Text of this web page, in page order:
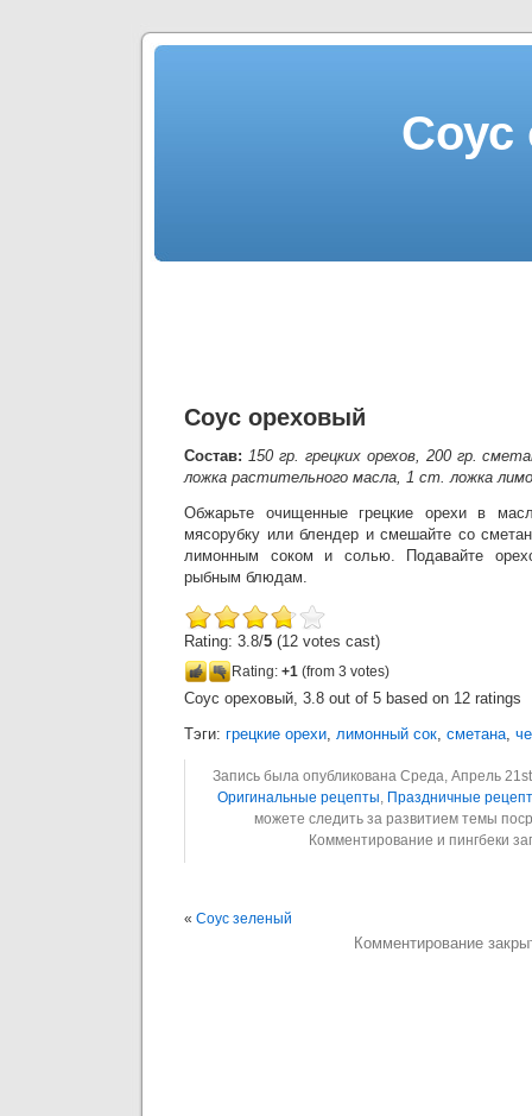
Соус
Соус ореховый
Состав: 150 гр. грецких орехов, 200 гр.
ложка растительного масла, 1 ст. ложка
Обжарьте очищенные грецкие орехи в
мясорубку или блендер и смешайте со
лимонным соком и солью. Подавайте
рыбным блюдам.
Rating: 3.8/5 (12 votes cast)
Rating: +1 (from 3 votes)
Соус ореховый, 3.8 out of 5 based on 12 ratings
Тэги: грецкие орехи, лимонный сок, сметана,
Запись была опубликована Среда, Апрель
Оригинальные рецепты, Праздничные
можете следить за развитием темы
Комментирование и пингбеки
« Соус зеленый
Комментирование